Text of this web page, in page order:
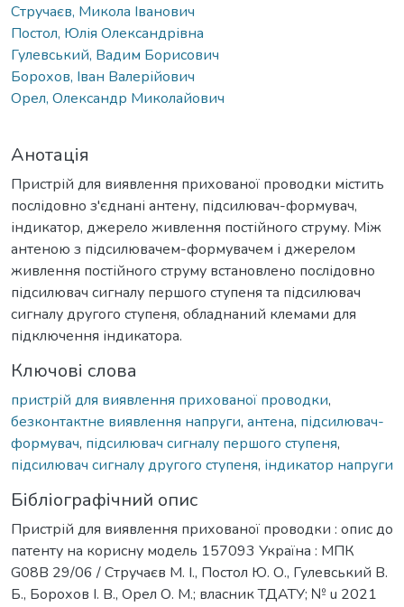
Стручаєв, Микола Іванович
Постол, Юлія Олександрівна
Гулевський, Вадим Борисович
Борохов, Іван Валерійович
Орел, Олександр Миколайович
Анотація
Пристрій для виявлення прихованої проводки містить
послідовно з'єднані антену, підсилювач-формувач,
індикатор, джерело живлення постійного струму. Між
антеною з підсилювачем-формувачем і джерелом
живлення постійного струму встановлено послідовно
підсилювач сигналу першого ступеня та підсилювач
сигналу другого ступеня, обладнаний клемами для
підключення індикатора.
Ключові слова
пристрій для виявлення прихованої проводки,
безконтактне виявлення напруги, антена, підсилювач-
формувач, підсилювач сигналу першого ступеня,
підсилювач сигналу другого ступеня, індикатор напруги
Бібліографічний опис
Пристрій для виявлення прихованої проводки : опис до
патенту на корисну модель 157093 Україна : МПК
G08B 29/06 / Стручаєв М. І., Постол Ю. О., Гулевський В.
Б., Борохов І. В., Орел О. М.; власник ТДАТУ; № u 2021